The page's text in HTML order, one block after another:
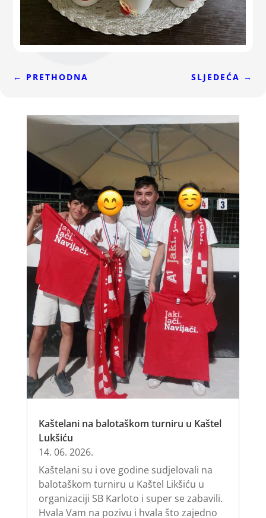
← PRETHODNA SLJEDEĆA →
Kaštelani na balotaškom turniru u Kaštel
Lukšiću
14. 06. 2026.
Kaštelani su i ove godine sudjelovali na
balotaškom turniru u Kaštel Likšiću u
organizaciji SB Karloto i super se zabavili.
Hvala Vam na pozivu i hvala što zajedno